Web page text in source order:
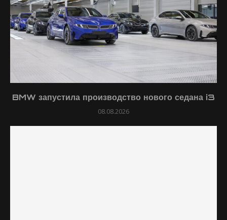
BMW запустила производство нового седана i3
08.08.2026